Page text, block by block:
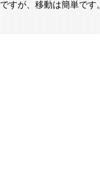
すが、移動は簡単です